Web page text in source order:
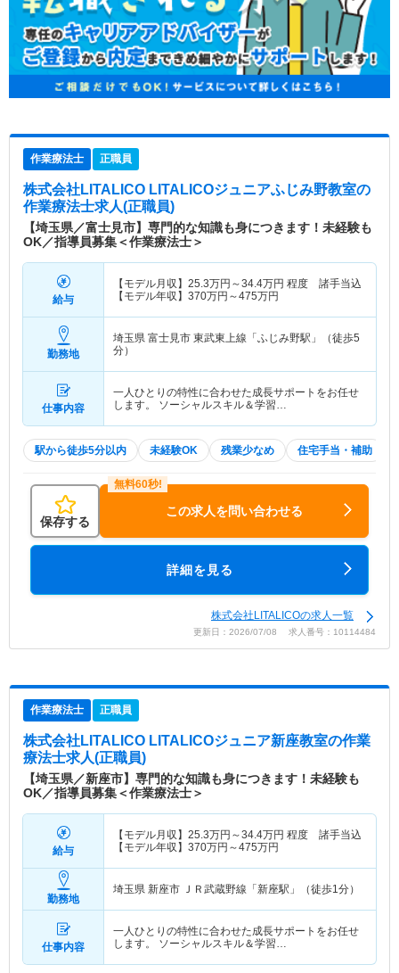
作業療法士 正職員
株式会社LITALICO LITALICOジュニアふじみ野教室の
作業療法士求人(正職員)
【埼玉県／富士見市】専門的な知識も身につきます！未経験も
OK／指導員募集＜作業療法士＞
給与
【モデル月収】 25.3万円～34.4万円 程度 諸手当込
【モデル年収】 370万円～475万円
勤務地
埼玉県 富士見市 東武東上線「ふじみ野駅」（徒歩5
分）
仕事内容
一人ひとりの特性に合わせた成長サポートをお任せ
します。 ソーシャルスキル＆学習…
駅から徒歩5分以内 未経験OK 残業少なめ 住宅手当・補助
保存する
この求人を問い合わせる
詳細を見る
株式会社LITALICOの求人一覧
更新日：2026/07/08 求人番号：10114484
作業療法士 正職員
株式会社LITALICO LITALICOジュニア新座教室の作業
療法士求人(正職員)
【埼玉県／新座市】専門的な知識も身につきます！未経験も
OK／指導員募集＜作業療法士＞
給与
【モデル月収】 25.3万円～34.4万円 程度 諸手当込
【モデル年収】 370万円～475万円
勤務地
埼玉県 新座市 ＪＲ武蔵野線「新座駅」（徒歩1分）
仕事内容
一人ひとりの特性に合わせた成長サポートをお任せ
します。 ソーシャルスキル＆学習…